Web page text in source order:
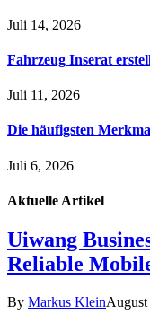
Juli 14, 2026
Fahrzeug Inserat
Juli 11, 2026
Die häufigsten
Juli 6, 2026
Aktuelle Artikel
Uiwang
Reliable
By Markus Klein